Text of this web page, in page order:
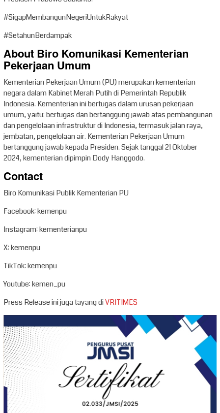
#SigapMembangunNegeriUntukRakyat
#SetahunBerdampak
About Biro Komunikasi Kementerian
Pekerjaan Umum
Kementerian Pekerjaan Umum (PU) merupakan kementerian
negara dalam Kabinet Merah Putih di Pemerintah Republik
Indonesia. Kementerian ini bertugas dalam urusan pekerjaan
umum, yaitu: bertugas dan bertanggung jawab atas pembangunan
dan pengelolaan infrastruktur di Indonesia, termasuk jalan raya,
jembatan, pengelolaan air. Kementerian Pekerjaan Umum
bertanggung jawab kepada Presiden. Sejak tanggal 21 Oktober
2024, kementerian dipimpin Dody Hanggodo.
Contact
Biro Komunikasi Publik Kementerian PU
Facebook: kemenpu
Instagram: kementerianpu
X: kemenpu
TikTok: kemenpu
Youtube: kemen_pu
Press Release ini juga tayang diVRITIMES